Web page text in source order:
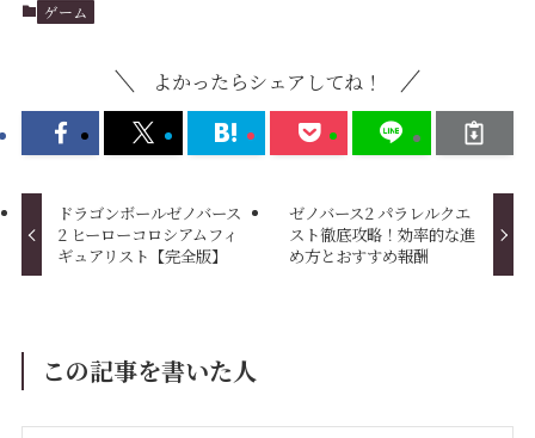
ゲーム
よかったらシェアしてね！
ドラゴンボールゼノバース
2 ヒーローコロシアムフィ
ギュアリスト【完全版】
ゼノバース2 パラレルクエ
スト徹底攻略！効率的な進
め方とおすすめ報酬
この記事を書いた人